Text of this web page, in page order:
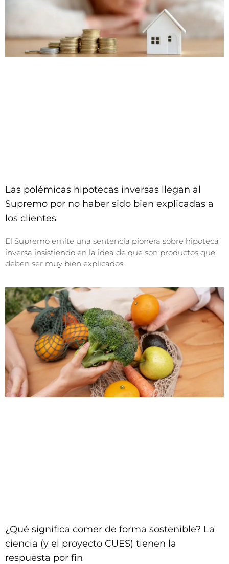
Las polémicas hipotecas inversas llegan al
Supremo por no haber sido bien explicadas a
los clientes
El Supremo emite una sentencia pionera sobre hipoteca
inversa insistiendo en la idea de que son productos que
deben ser muy bien explicados
¿Qué significa comer de forma sostenible? La
ciencia (y el proyecto CUES) tienen la
respuesta por fin